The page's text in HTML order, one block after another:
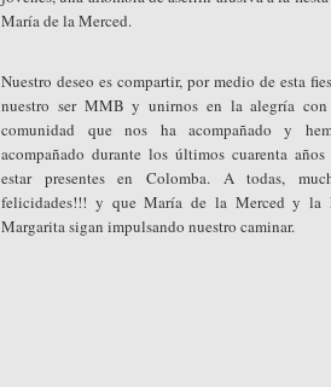
María de la Merced.
Nuestro deseo es compartir, por medio de esta
nuestro ser MMB y unirnos en la alegría
comunidad que nos ha acompañado y
acompañado durante los últimos cuarenta años
estar presentes en Colomba. A todas,
felicidades!!! y que María de la Merced y la
Margarita sigan impulsando nuestro caminar.